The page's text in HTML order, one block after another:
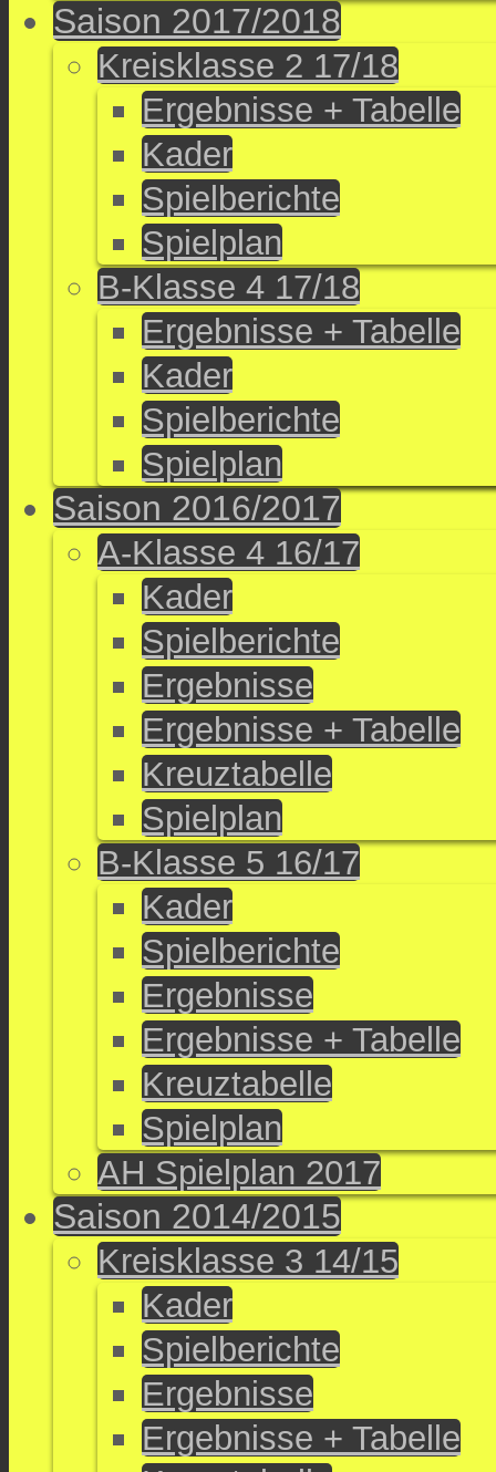
Saison 2017/2018
Kreisklasse 2 17/18
Ergebnisse + Tabelle
Kader
Spielberichte
Spielplan
B-Klasse 4 17/18
Ergebnisse + Tabelle
Kader
Spielberichte
Spielplan
Saison 2016/2017
A-Klasse 4 16/17
Kader
Spielberichte
Ergebnisse
Ergebnisse + Tabelle
Kreuztabelle
Spielplan
B-Klasse 5 16/17
Kader
Spielberichte
Ergebnisse
Ergebnisse + Tabelle
Kreuztabelle
Spielplan
AH Spielplan 2017
Saison 2014/2015
Kreisklasse 3 14/15
Kader
Spielberichte
Ergebnisse
Ergebnisse + Tabelle